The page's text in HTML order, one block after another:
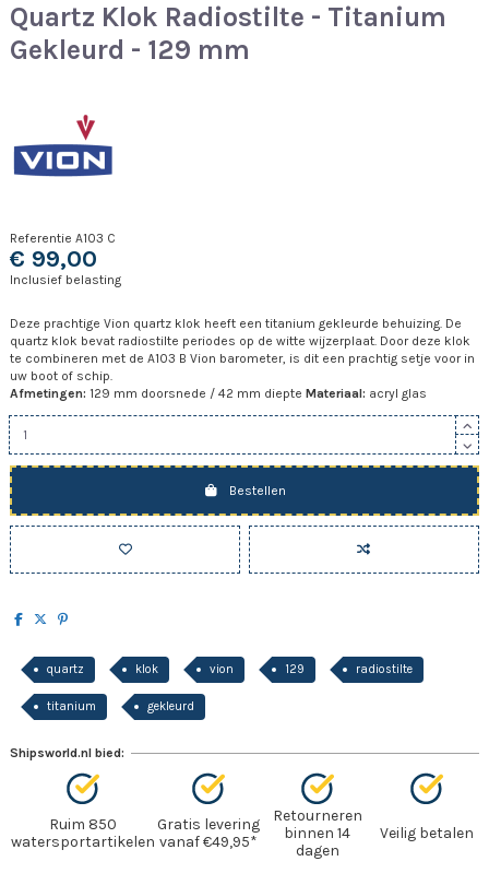
Quartz Klok Radiostilte - Titanium
Gekleurd - 129 mm
Referentie A103 C
€ 99,00
Inclusief belasting
Deze prachtige Vion quartz klok heeft een titanium gekleurde behuizing. De
quartz klok bevat radiostilte periodes op de witte wijzerplaat. Door deze klok
te combineren met de A103 B Vion barometer, is dit een prachtig setje voor in
uw boot of schip.
Afmetingen: 129 mm doorsnede / 42 mm diepte Materiaal: acryl glas
Bestellen
quartz klok vion 129 radiostilte
titanium gekleurd
Shipsworld.nl bied:
Ruim 850
watersportartikelen
Gratis levering
vanaf €49,95*
Retourneren
binnen 14
dagen
Veilig betalen